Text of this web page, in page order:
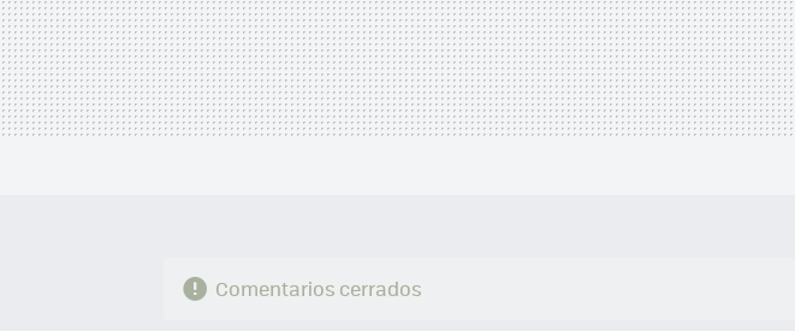
Comentarios cerrados